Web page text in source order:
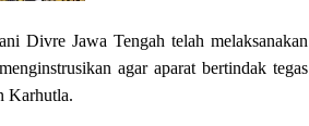
Divre Jawa Tengah telah melaksanakan
agar aparat bertindak tegas
Karhutla.